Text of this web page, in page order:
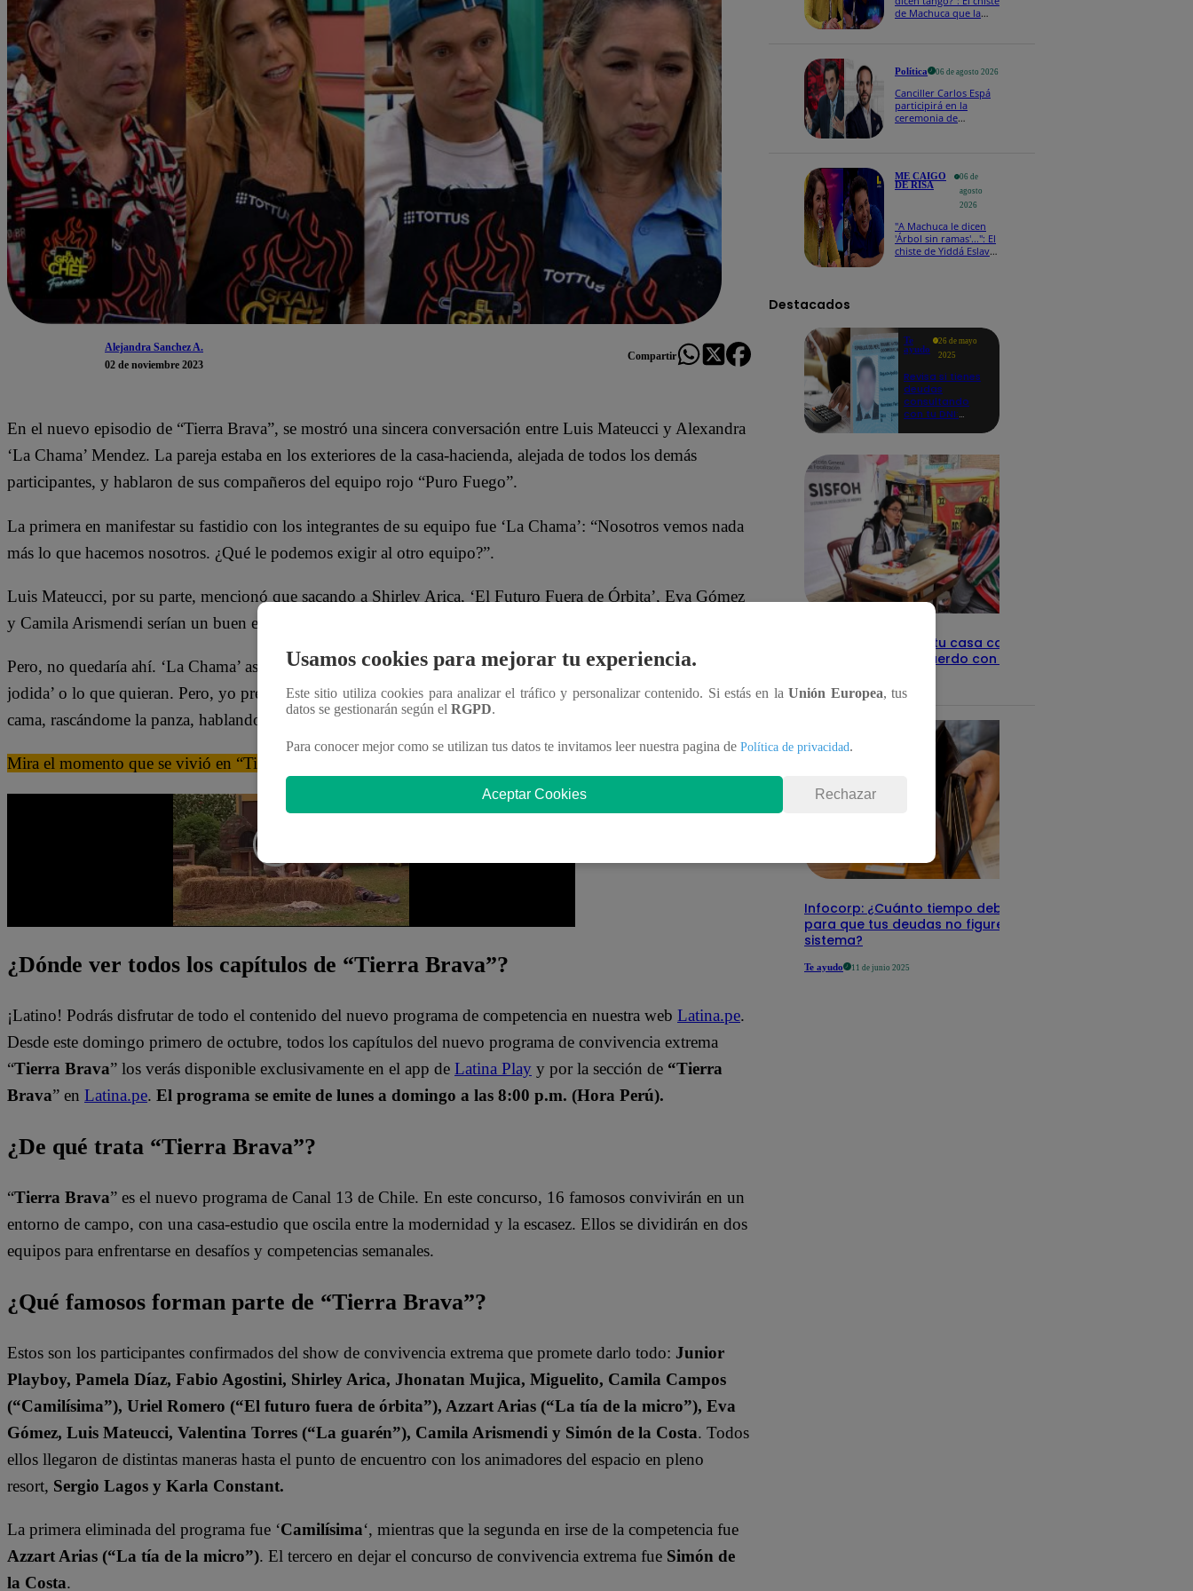
Alejandra Sanchez A.
02 de noviembre 2023
Compartir
En el nuevo episodio de “Tierra Brava”, se mostró una sincera conversación entre Luis Mateucci y Alexandra
‘La Chama’ Mendez. La pareja estaba en los exteriores de la casa-hacienda, alejada de todos los demás
participantes, y hablaron de sus compañeros del equipo rojo “Puro Fuego”.
La primera en manifestar su fastidio con los integrantes de su equipo fue ‘La Chama’: “Nosotros vemos nada
más lo que hacemos nosotros. ¿Qué le podemos exigir al otro equipo?”.
Luis Mateucci, por su parte, mencionó que sacando a Shirley Arica, ‘El Futuro Fuera de Órbita’, Eva Gómez
y Camila Arismendi serían un buen equipo. “Tenemos varios flojos”, aseguró.
Pero, no quedaría ahí. ‘La Chama’ aseguró que Shirley Arica “nos sirve para nada”. “Pueden decir ‘ella es
jodida’ o lo que quieran. Pero, yo prefiero estar haciendo actividades, mis cosas bien, que estar tirada en mi
cama, rascándome la panza, hablando ridiculeces”, agregó.
Mira el momento que se vivió en “Tierra Brava” dándole clic al video:
¿Dónde ver todos los capítulos de “Tierra Brava”?
¡Latino! Podrás disfrutar de todo el contenido del nuevo programa de competencia en nuestra web Latina.pe.
Desde este domingo primero de octubre, todos los capítulos del nuevo programa de convivencia extrema
“Tierra Brava” los verás disponible exclusivamente en el app de Latina Play y por la sección de “Tierra
Brava” en Latina.pe. El programa se emite de lunes a domingo a las 8:00 p.m. (Hora Perú).
¿De qué trata “Tierra Brava”?
“Tierra Brava” es el nuevo programa de Canal 13 de Chile. En este concurso, 16 famosos convivirán en un
entorno de campo, con una casa-estudio que oscila entre la modernidad y la escasez. Ellos se dividirán en dos
equipos para enfrentarse en desafíos y competencias semanales.
¿Qué famosos forman parte de “Tierra Brava”?
Estos son los participantes confirmados del show de convivencia extrema que promete darlo todo: Junior
Playboy, Pamela Díaz, Fabio Agostini, Shirley Arica, Jhonatan Mujica, Miguelito, Camila Campos
(“Camilísima”), Uriel Romero (“El futuro fuera de órbita”), Azzart Arias (“La tía de la micro”), Eva
Gómez, Luis Mateucci, Valentina Torres (“La guarén”), Camila Arismendi y Simón de la Costa. Todos
ellos llegaron de distintas maneras hasta el punto de encuentro con los animadores del espacio en pleno
resort, Sergio Lagos y Karla Constant.
La primera eliminada del programa fue ‘Camilísima‘, mientras que la segunda en irse de la competencia fue
Azzart Arias (“La tía de la micro”). El tercero en dejar el concurso de convivencia extrema fue Simón de
la Costa.
de Machuca que la
Política 06 de agosto 2026
Canciller Carlos Espá
participirá en la
ceremonia de
ME CAIGO
DE RISA
06 de
agosto
2026
"A Machuca le dicen
'Árbol sin ramas'...": El
chiste de Yiddá Eslava
Destacados
Te
ayudo
26 de mayo
2025
Revisa si tienes
deudas
consultando
con tu DNI:
detalles
Revisa con tu DNI si tu casa califica
como pobre, de acuerdo con el Sisfoh
Infocorp: ¿Cuánto tiempo debe pasar
para que tus deudas no figuren en su
sistema?
Te ayudo 11 de junio 2025
Usamos cookies para mejorar tu experiencia.
Este sitio utiliza cookies para analizar el tráfico y personalizar contenido. Si estás en laUnión Europea, tus
datos se gestionarán según el RGPD.
Para conocer mejor como se utilizan tus datos te invitamos leer nuestra pagina de Política de privacidad.
Aceptar Cookies Rechazar